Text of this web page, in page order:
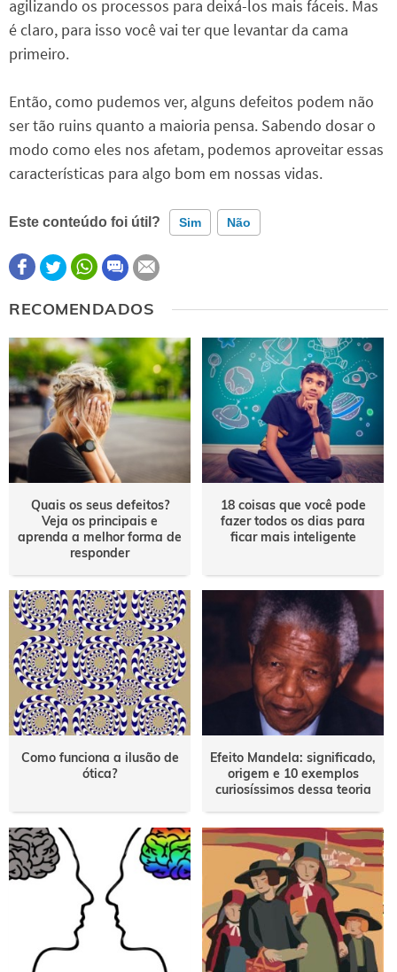
agilizando os processos para deixá-los mais fáceis. Mas
é claro, para isso você vai ter que levantar da cama
primeiro.
Então, como pudemos ver, alguns defeitos podem não
ser tão ruins quanto a maioria pensa. Sabendo dosar o
modo como eles nos afetam, podemos aproveitar essas
características para algo bom em nossas vidas.
Este conteúdo foi útil? Sim Não
Este conteúdo contém informação incorreta
Este conteúdo não tem a informação que procuro
Outro
RECOMENDADOS
Quais os seus defeitos?
Veja os principais e
aprenda a melhor forma de
responder
18 coisas que você pode
fazer todos os dias para
ficar mais inteligente
Como funciona a ilusão de
ótica?
Efeito Mandela: significado,
origem e 10 exemplos
curiosíssimos dessa teoria